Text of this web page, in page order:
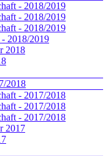
- 2018/2019
- 2018/2019
- 2018/2019
2018/2019
2018
2018
- 2017/2018
- 2017/2018
- 2017/2018
2017